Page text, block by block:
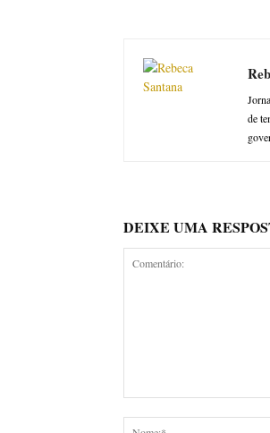
de
DEIXE UMA